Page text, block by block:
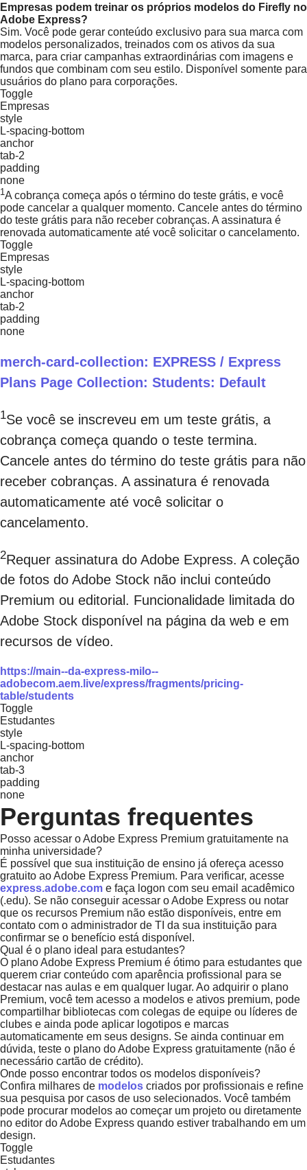
Empresas podem treinar os próprios modelos do Firefly no
Adobe Express?
Sim. Você pode gerar conteúdo exclusivo para sua marca com
modelos personalizados, treinados com os ativos da sua
marca, para criar campanhas extraordinárias com imagens e
fundos que combinam com seu estilo. Disponível somente para
usuários do plano para corporações.
Toggle
Empresas
style
L-spacing-bottom
anchor
tab-2
padding
none
1A cobrança começa após o término do teste grátis, e você
pode cancelar a qualquer momento. Cancele antes do término
do teste grátis para não receber cobranças. A assinatura é
renovada automaticamente até você solicitar o cancelamento.
Toggle
Empresas
style
L-spacing-bottom
anchor
tab-2
padding
none
merch-card-collection: EXPRESS / Express
Plans Page Collection: Students: Default
1Se você se inscreveu em um teste grátis, a
cobrança começa quando o teste termina.
Cancele antes do término do teste grátis para não
receber cobranças. A assinatura é renovada
automaticamente até você solicitar o
cancelamento.
2Requer assinatura do Adobe Express. A coleção
de fotos do Adobe Stock não inclui conteúdo
Premium ou editorial. Funcionalidade limitada do
Adobe Stock disponível na página da web e em
recursos de vídeo.
https://main--da-express-milo--
adobecom.aem.live/express/fragments/pricing-
table/students
Toggle
Estudantes
style
L-spacing-bottom
anchor
tab-3
padding
none
Perguntas frequentes
Posso acessar o Adobe Express Premium gratuitamente na
minha universidade?
É possível que sua instituição de ensino já ofereça acesso
gratuito ao Adobe Express Premium. Para verificar, acesse
express.adobe.com e faça logon com seu email acadêmico
(.edu). Se não conseguir acessar o Adobe Express ou notar
que os recursos Premium não estão disponíveis, entre em
contato com o administrador de TI da sua instituição para
confirmar se o benefício está disponível.
Qual é o plano ideal para estudantes?
O plano Adobe Express Premium é ótimo para estudantes que
querem criar conteúdo com aparência profissional para se
destacar nas aulas e em qualquer lugar. Ao adquirir o plano
Premium, você tem acesso a modelos e ativos premium, pode
compartilhar bibliotecas com colegas de equipe ou líderes de
clubes e ainda pode aplicar logotipos e marcas
automaticamente em seus designs. Se ainda continuar em
dúvida, teste o plano do Adobe Express gratuitamente (não é
necessário cartão de crédito).
Onde posso encontrar todos os modelos disponíveis?
Confira milhares de modelos criados por profissionais e refine
sua pesquisa por casos de uso selecionados. Você também
pode procurar modelos ao começar um projeto ou diretamente
no editor do Adobe Express quando estiver trabalhando em um
design.
Toggle
Estudantes